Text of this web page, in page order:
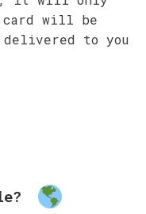
card will be
to you